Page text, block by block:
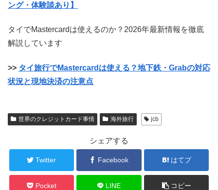
ング・体験談あり】
タイでMastercardは使えるのか？2026年最新情報を徹底
解説しています
>> タイ旅行でMastercardは使える？地下鉄・Grabの対応
状況と現地決済の注意点
世界のクレジットカード事情 海外旅行 jcb
シェアする
Twitter Facebook はてブ
Pocket LINE コピー